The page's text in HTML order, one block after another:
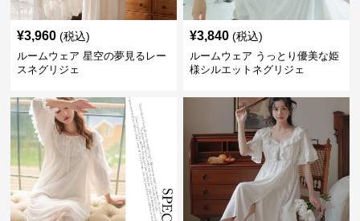
¥3,960 (税込)
ルームウェア 星空の夢見るレー
スネグリジェ
¥3,840 (税込)
ルームウェア うっとり優美な姫
様シルエットネグリジェ